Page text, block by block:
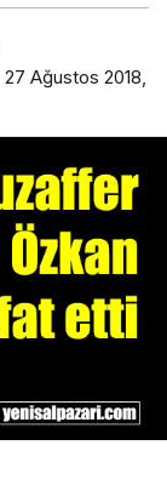
27 Ağustos 2018,